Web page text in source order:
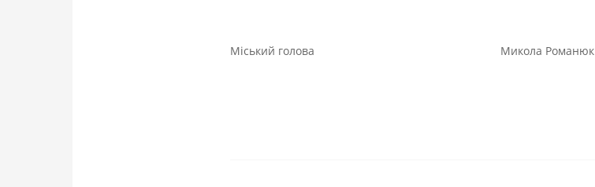
Міський голова Микола Романюк